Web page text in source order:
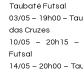
Taubaté Futsal
03/05 – 19h00 –
das Cruzes
10/05 – 20h15 –
Futsal
14/05 – 20h00 –